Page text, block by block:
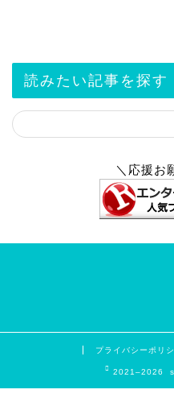
読みたい記事を探す
＼応援お
プライバシーポリ
2021–2026